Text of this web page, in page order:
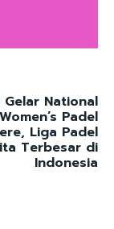
Gelar National
Women’s Padel
Liga Padel
Terbesar di
Indonesia